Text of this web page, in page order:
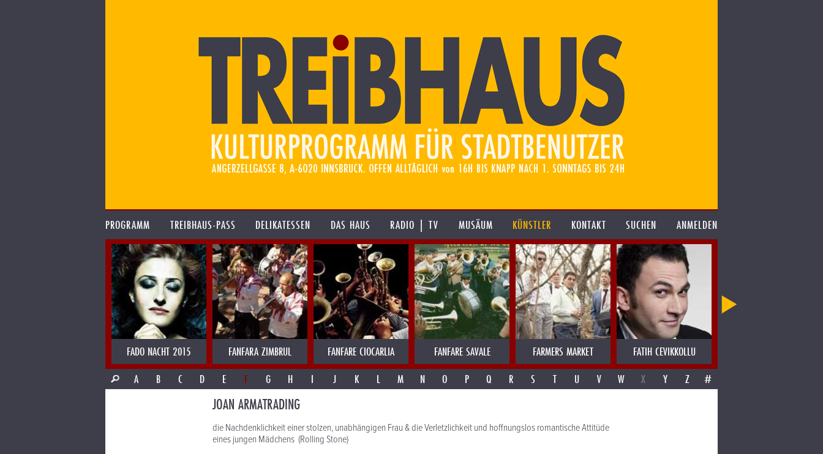
PROGRAMM TREIBHAUS-PASS DELIKATESSEN DAS HAUS RADIO | TV MUSÄUM KÜNSTLER KONTAKT SUCHEN ANMELDEN
FADO NACHT 2015 FANFARA ZIMBRUL FANFARE CIOCARLIA FANFARE SAVALE FARMERS MARKET FATIH CEVIKKOLLU
A
B C D E F G H I J K L M N O P Q R S T U V W X Y Z #
JOAN ARMATRADING
die Nachdenklichkeit einer stolzen, unabhängigen Frau & die Verletzlichkeit und hoffnungslos romantische Attitüde
eines jungen Mädchens (Rolling Stone)